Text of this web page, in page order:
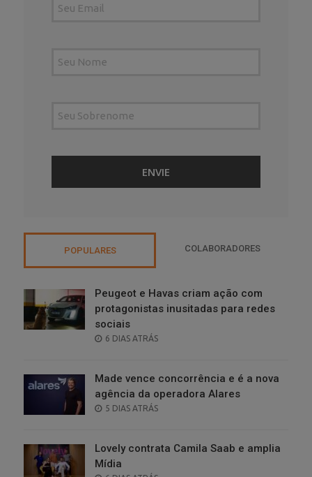
POPULARES COLABORADORES
Peugeot e Havas criam ação com
protagonistas inusitadas para redes
sociais
POSTED
6 DIAS ATRÁS
Made vence concorrência e é a nova
agência da operadora Alares
POSTED
5 DIAS ATRÁS
Lovely contrata Camila Saab e amplia
Mídia